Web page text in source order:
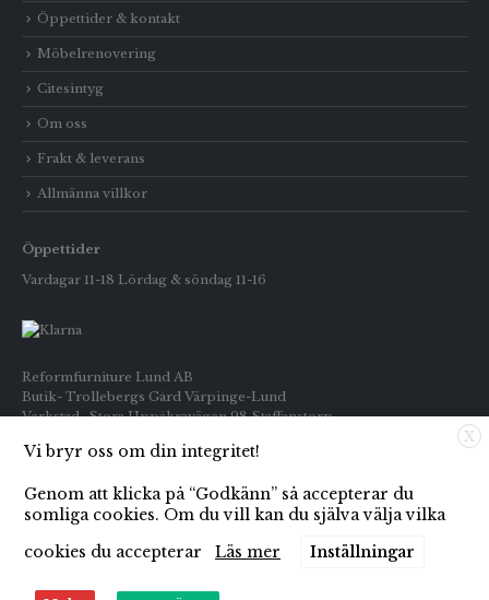
Öppettider & kontakt
Möbelrenovering
Citesintyg
Om oss
Frakt & leverans
Allmänna villkor
Öppettider
Vardagar 11-18 Lördag & söndag 11-16
Reformfurniture Lund AB
Butik- Trollebergs Gård Värpinge-Lund
Verkstad- Stora Uppåkravägen 98 Staffanstorp
Telefon: Butiken 0709-269916
Inköp : 0722-659133
E-post: info@reformfurniture.se
X
Vi bryr oss om din integritet!
Genom att klicka på “Godkänn” så accepterar du
somliga cookies. Om du vill kan du själva välja vilka
cookies du accepterar
Läs mer Inställningar